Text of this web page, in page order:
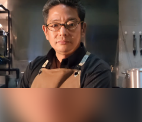
アート・写真
テクノロジー・ガジェ
映像・映画